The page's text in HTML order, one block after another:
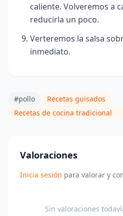
caliente. Volveremos a
reducirla un poco.
Verteremos la salsa
inmediato.
#pollo
Recetas guisados
Recetas de cocina tradicional
Valoraciones
Inicia sesión para valorar y
Sin valoraciones